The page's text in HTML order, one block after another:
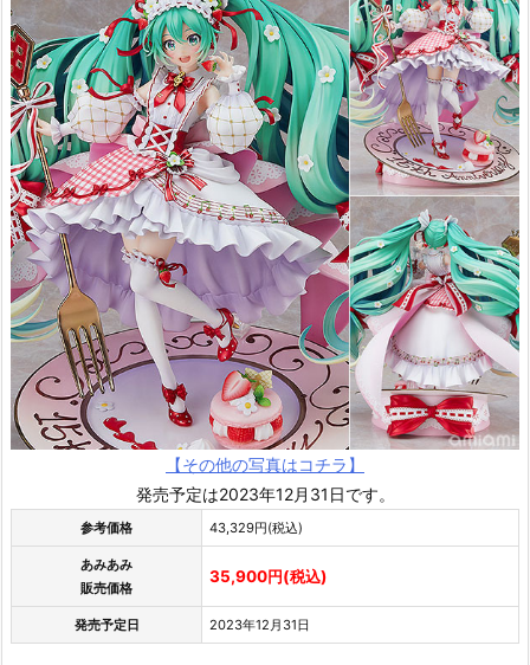
【その他の写真はコチラ】
発売予定は2023年12月31日です。
参考価格 43,329円(税込)
あみあみ
販売価格
35,900円(税込)
発売予定日 2023年12月31日